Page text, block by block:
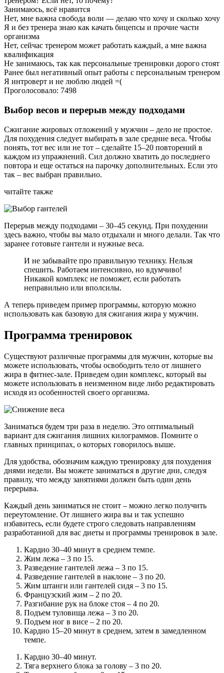
Занимаюсь, всё нравится
Нет, мне важна свобода воли — делаю что хочу и сколько хочу
Я и без тренера знаю как качать бицепсы и прочие части
организма
Нет, сейчас тренером может работать каждый, а мне важна
квалификация
Не занимаюсь, так как персональные тренировки дорого стоят
Ранее был негативный опыт работы с персональным тренером
Я интроверт и не люблю людей =(
Проголосовало: 7498
Выбор весов и перерыв между подходами
Сжигание жировых отложений у мужчин – дело не простое.
Для похудения следует выбирать в зале средние веса. Чтобы
понять, тот вес или не тот – сделайте 15–20 повторений в
каждом из упражнений. Сил должно хватить до последнего
повтора и еще остаться на парочку дополнительных. Если это
так – вес выбран правильно.
читайте также
Перерыв между подходами – 30–45 секунд. При похудении
здесь важно, чтобы вы мало отдыхали и много делали. Так что
заранее готовьте гантели и нужные веса.
И не забывайте про правильную технику. Нельзя
спешить. Работаем интенсивно, но вдумчиво!
Никакой комплекс не поможет, если работать
неправильно или вполсилы.
А теперь приведем пример программы, которую можно
использовать как базовую для сжигания жира у мужчин.
Программа тренировок
Существуют различные программы для мужчин, которые вы
можете использовать, чтобы освободить тело от лишнего
жира в фитнес-зале. Приведем один комплекс, который вы
можете использовать в неизменном виде либо редактировать
исходя из особенностей своего организма.
Заниматься будем три раза в неделю. Это оптимальный
вариант для сжигания лишних килограммов. Помните о
главных принципах, о которых говорилось выше.
Для удобства, обозначим каждую тренировку для похудения
днями недели. Вы можете заниматься в другие дни, следуя
правилу, что между занятиями должен быть один день
перерыва.
Каждый день заниматься не стоит – можно легко получить
переутомление. От лишнего жира вы и так успешно
избавитесь, если будете строго следовать направлениям
разработанной для вас диеты и программы тренировок в зале.
Кардио 30–40 минут в среднем темпе.
Жим лежа – 3 по 15.
Разведение гантелей лежа – 3 по 15.
Разведение гантелей в наклоне – 3 по 20.
Жим штанги или гантелей сидя – 3 по 15.
Французский жим – 2 по 20.
Разгибание рук на блоке стоя – 4 по 20.
Подъем туловища лежа – 3 по 20.
Подъем ног в висе – 2 по 20.
Кардио 15–20 минут в среднем, затем в замедленном
темпе.
Кардио 30–40 минут.
Тяга верхнего блока за голову – 3 по 20.